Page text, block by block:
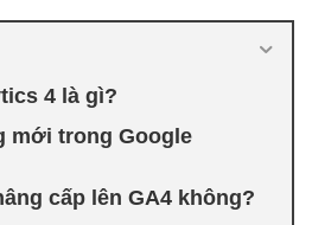
4 là gì?
mới trong Google
cấp lên GA4 không?